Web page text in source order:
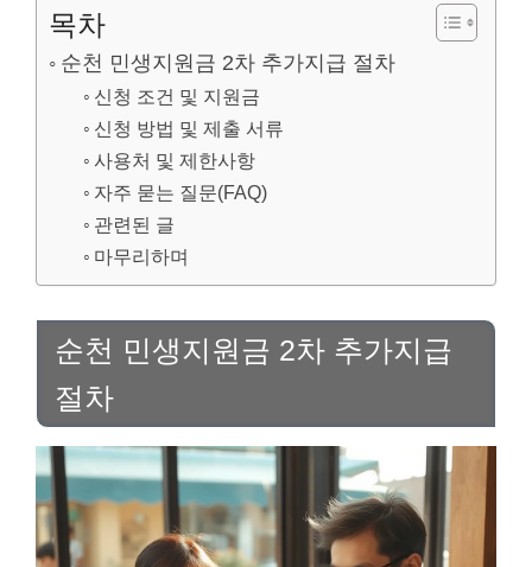
목차
순천 민생지원금 2차 추가지급 절차
신청 조건 및 지원금
신청 방법 및 제출 서류
사용처 및 제한사항
자주 묻는 질문(FAQ)
관련된 글
마무리하며
순천 민생지원금 2차 추가지급
절차